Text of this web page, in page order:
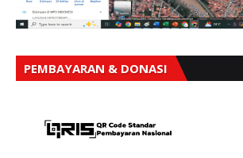
PEMBAYARAN & DONASI